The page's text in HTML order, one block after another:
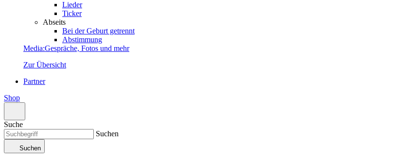
Lieder
Ticker
Abseits
Bei der Geburt getrennt
Abstimmung
Media:Gespräche, Fotos und mehr
Zur Übersicht
Partner
Shop
Suche
Suchen
Suchen